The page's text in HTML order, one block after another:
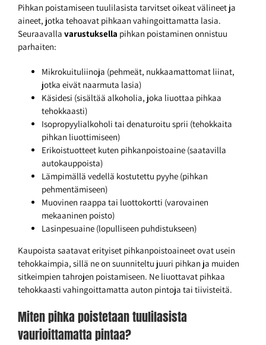
Pihkan poistamiseen tuulilasista tarvitset oikeat välineet ja
aineet, jotka tehoavat pihkaan vahingoittamatta lasia.
Seuraavalla varustuksella pihkan poistaminen onnistuu
parhaiten:
Mikrokuituliinoja (pehmeät, nukkaamattomat liinat,
jotka eivät naarmuta lasia)
Käsidesi (sisältää alkoholia, joka liuottaa pihkaa
tehokkaasti)
Isopropyylialkoholi tai denaturoitu sprii (tehokkaita
pihkan liuottimiseen)
Erikoistuotteet kuten pihkanpoistoaine (saatavilla
autokauppoista)
Lämpimällä vedellä kostutettu pyyhe (pihkan
pehmentämiseen)
Muovinen raappa tai luottokortti (varovainen
mekaaninen poisto)
Lasinpesuaine (lopulliseen puhdistukseen)
Kaupoista saatavat erityiset pihkanpoistoaineet ovat usein
tehokkaimpia, sillä ne on suunniteltu juuri pihkan ja muiden
sitkeimpien tahrojen poistamiseen. Ne liuottavat pihkaa
tehokkaasti vahingoittamatta auton pintoja tai tiivisteitä.
Miten pihka poistetaan tuulilasista
vaurioittamatta pintaa?